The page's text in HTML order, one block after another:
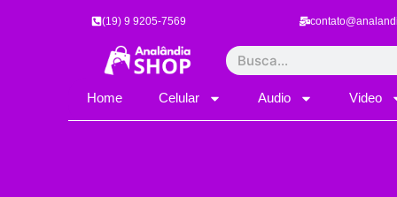
Pesquisar
Home Celular Audio Video
(19) 9 9205-7569